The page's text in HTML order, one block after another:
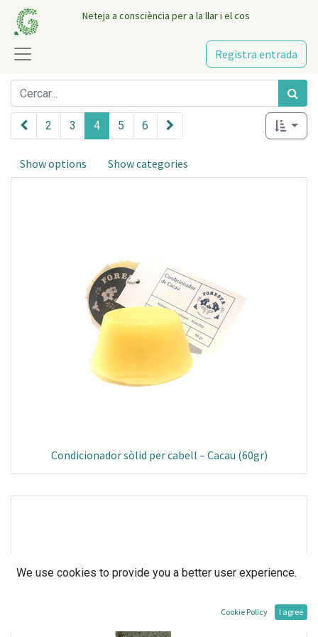
Neteja a consciència per a la llar i el cos
Registra entrada
2 3 4 5 6
Show options Show categories
Condicionador sòlid per cabell – Cacau (60gr)
We use cookies to provide you a better user experience.
Cookie Policy I agree